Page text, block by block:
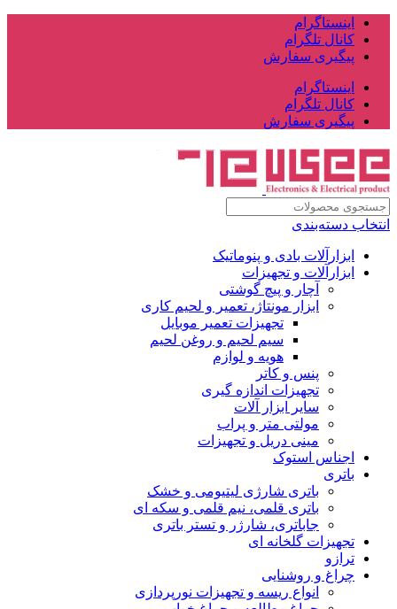
اینستاگرام
کانال تلگرام
پیگیری سفارش
اینستاگرام
کانال تلگرام
پیگیری سفارش
انتخاب دسته‌بندی
ابزارآلات بادی و پنوماتیک
ابزارآلات و تجهیزات
آچار و پیچ گوشتی
ابزار مونتاژ، تعمیر و لحیم کاری
تجهیزات تعمیر موبایل
سیم لحیم و روغن لحیم
هویه و لوازم
پنس و کاتر
تجهیزات اندازه گیری
سایر ابزار آلات
مولتی متر و پراب
مینی دریل و تجهیزات
اجناس استوک
باتری
باتری شارژی لیتیومی و خشک
باتری قلمی، نیم قلمی و سکه ای
جاباتری، شارژر و تستر باتری
تجهیزات گلخانه ای
ترازو
چراغ و روشنایی
انواع ریسه و تجهیزات نورپردازی